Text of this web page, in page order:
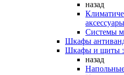
назад
аксессуары
Системы
Шкафы
Шкафы и щиты
назад